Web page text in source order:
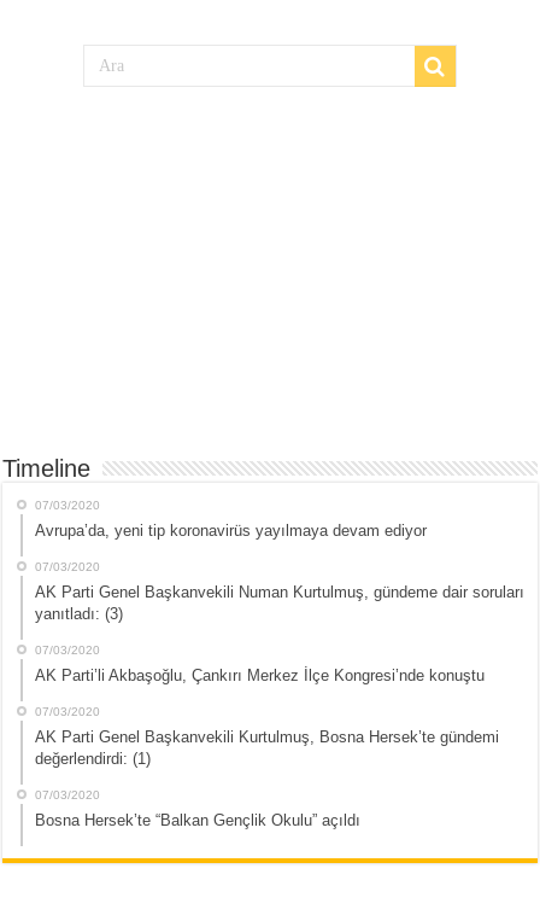
Timeline
07/03/2020
Avrupa’da, yeni tip koronavirüs yayılmaya devam ediyor
07/03/2020
AK Parti Genel Başkanvekili Numan Kurtulmuş, gündeme dair soruları
yanıtladı: (3)
07/03/2020
AK Parti’li Akbaşoğlu, Çankırı Merkez İlçe Kongresi’nde konuştu
07/03/2020
AK Parti Genel Başkanvekili Kurtulmuş, Bosna Hersek’te gündemi
değerlendirdi: (1)
07/03/2020
Bosna Hersek’te “Balkan Gençlik Okulu” açıldı